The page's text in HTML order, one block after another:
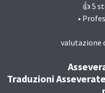
👍 5
•
valutazione
Traduzioni